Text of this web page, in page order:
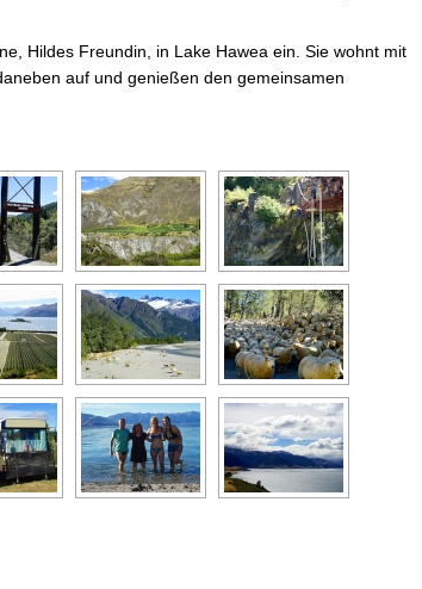
Hildes Freundin, in Lake Hawea ein. Sie wohnt mit
auf und genießen den gemeinsamen